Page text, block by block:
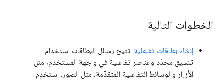
الخطوات التالية
إنشاء بطاقات تفاعلية: تتيح رسائل البطاقات استخدام
تنسيق محدّد وعناصر تفاعلية في واجهة المستخدم، مثل
الأزرار والوسائط التفاعلية المتقدّمة، مثل الصور. استخدِم